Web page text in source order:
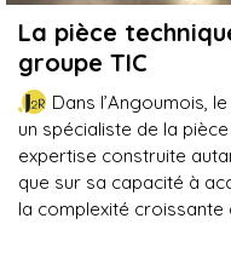
La pièce
groupe TIC
Dans l’Angoumois,
un spécialiste de la
expertise construite
que sur sa capacité à
la complexité croissante